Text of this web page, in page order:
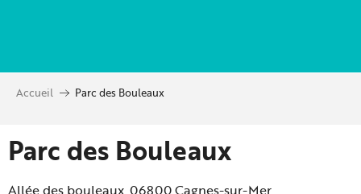
principal
Accueil Parc des Bouleaux
Parc des Bouleaux
Allée des bouleaux, 06800 Cagnes-sur-Mer